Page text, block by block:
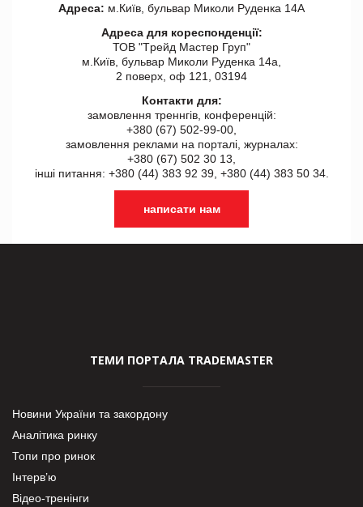
Адреса: м.Київ, бульвар Миколи Руденка 14А
Адреса для кореспонденції:
ТОВ "Tрейд Мастер Груп"
м.Київ, бульвар Миколи Руденка 14а,
2 поверх, оф 121, 03194
Контакти для:
замовлення треннгів, конференцій:
+380 (67) 502-99-00,
замовлення реклами на порталі, журналах:
+380 (67) 502 30 13,
інші питання: +380 (44) 383 92 39, +380 (44) 383 50 34.
написати нам
ТЕМИ ПОРТАЛА TRADEMASTER
Новини України та закордону
Аналітика ринку
Топи про ринок
Інтерв’ю
Відео-тренінги